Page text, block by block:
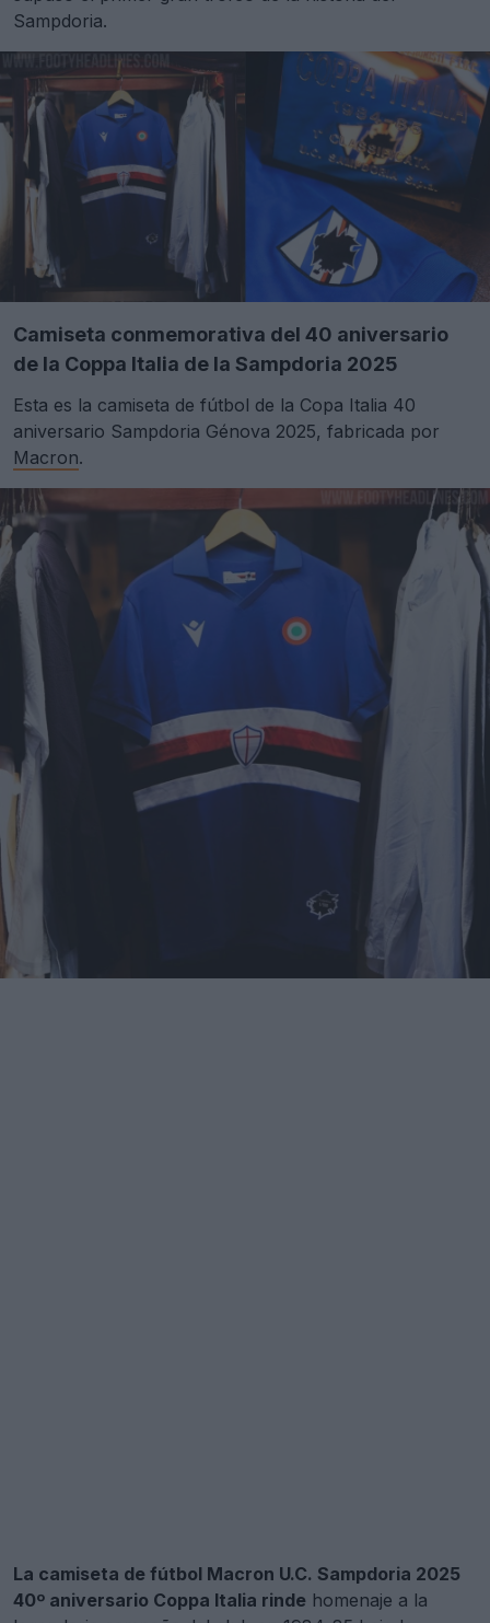
Sampdoria.
Camiseta conmemorativa del 40 aniversario
de la Coppa Italia de la Sampdoria 2025
Esta es la camiseta de fútbol de la Copa Italia 40
aniversario Sampdoria Génova 2025, fabricada por
Macron.
La camiseta de fútbol Macron U.C. Sampdoria 2025
40º aniversario Coppa Italia rinde homenaje a la